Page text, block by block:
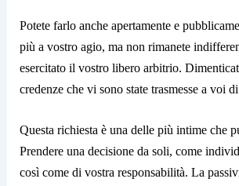
Potete farlo anche apertamente e
più a vostro agio, ma non rimanete
esercitato il vostro libero arbitrio.
credenze che vi sono state trasmesse a voi
Questa richiesta è una delle più intime che
Prendere una decisione da soli, come
così come di vostra responsabilità. La